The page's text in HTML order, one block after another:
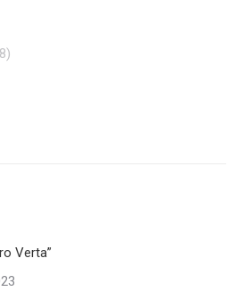
Verta”